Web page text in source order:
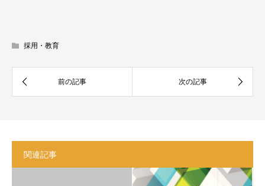
採用・教育
関連記事